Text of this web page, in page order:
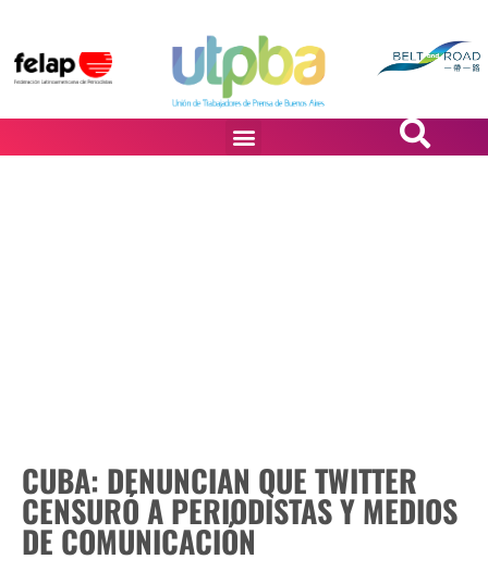
CUBA: DENUNCIAN QUE TWITTER
CENSURÓ A PERIODISTAS Y MEDIOS
DE COMUNICACIÓN